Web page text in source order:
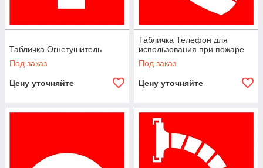
Табличка Огнетушитель
Под заказ
Цену уточняйте
Табличка Телефон для
использования при пожаре
Под заказ
Цену уточняйте